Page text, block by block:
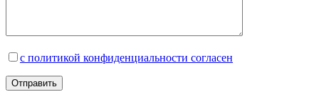
с политикой конфиденциальности согласен